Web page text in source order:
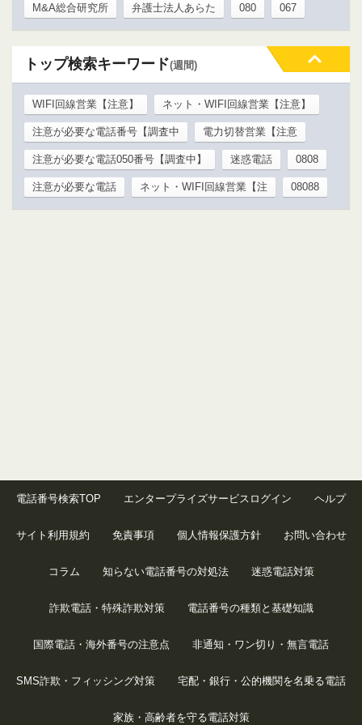
M&A総合研究所 弁護士法人あらた 080 067
トップ検索キーワード(週間)
WIFI回線営業【注意】 ネット・WIFI回線営業【注意】
注意が必要な電話番号【調査中 電力切替営業【注意
注意が必要な電話050番号【調査中】 迷惑電話 0808
注意が必要な電話 ネット・WIFI回線営業【注 08088
電話番号検索TOP エンタープライズサービスログイン ヘルプ
サイト利用規約 免責事項 個人情報保護方針 お問い合わせ
コラム 知らない電話番号の対処法 迷惑電話対策
詐欺電話・特殊詐欺対策 電話番号の種類と基礎知識
国際電話・海外番号の注意点 非通知・ワン切り・無言電話
SMS詐欺・フィッシング対策 宅配・銀行・公的機関を名乗る電話
家族・高齢者を守る電話対策